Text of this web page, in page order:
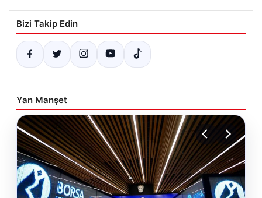
Bizi Takip Edin
Yan Manşet